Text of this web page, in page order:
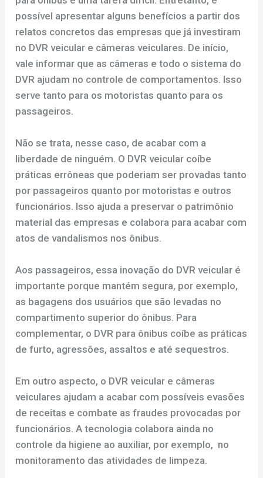
possível apresentar alguns benefícios a partir dos
relatos concretos das empresas que já investiram
no DVR veicular e câmeras veiculares. De início,
vale informar que as câmeras e todo o sistema do
DVR ajudam no controle de comportamentos. Isso
serve tanto para os motoristas quanto para os
passageiros.
Não se trata, nesse caso, de acabar com a
liberdade de ninguém. O DVR veicular coíbe
práticas errôneas que poderiam ser provadas tanto
por passageiros quanto por motoristas e outros
funcionários. Isso ajuda a preservar o patrimônio
material das empresas e colabora para acabar com
atos de vandalismos nos ônibus.
Aos passageiros, essa inovação do DVR veicular é
importante porque mantém segura, por exemplo,
as bagagens dos usuários que são levadas no
compartimento superior do ônibus. Para
complementar, o DVR para ônibus coíbe as práticas
de furto, agressões, assaltos e até sequestros.
Em outro aspecto, o DVR veicular e câmeras
veiculares ajudam a acabar com possíveis evasões
de receitas e combate as fraudes provocadas por
funcionários. A tecnologia colabora ainda no
controle da higiene ao auxiliar, por exemplo, no
monitoramento das atividades de limpeza.